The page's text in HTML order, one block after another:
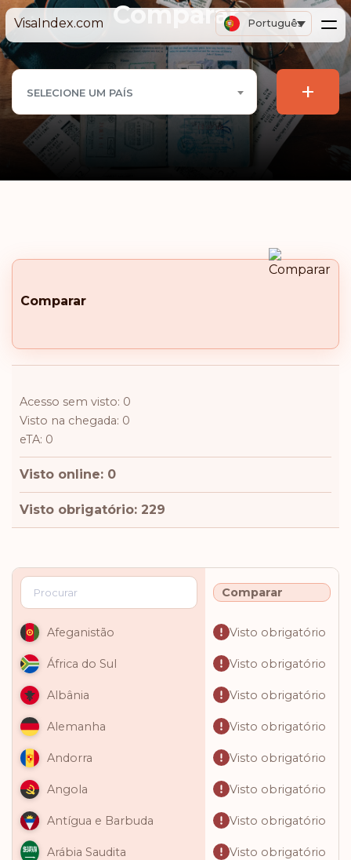
VisaIndex.com Português
Comparar
SELECIONE UM PAÍS +
Comparar
Acesso sem visto: 0
Visto na chegada: 0
eTA: 0
Visto online: 0
Visto obrigatório: 229
Comparar
Afeganistão Visto obrigatório
África do Sul Visto obrigatório
Albânia Visto obrigatório
Alemanha Visto obrigatório
Andorra Visto obrigatório
Angola Visto obrigatório
Antígua e Barbuda Visto obrigatório
Arábia Saudita Visto obrigatório